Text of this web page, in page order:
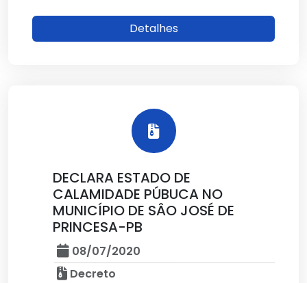
Detalhes
DECLARA ESTADO DE
CALAMIDADE PÚBUCA NO
MUNICÍPIO DE SÂO JOSÉ DE
PRINCESA-PB
08/07/2020
Decreto